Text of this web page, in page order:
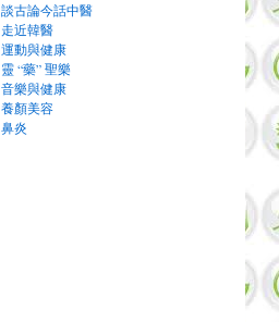
談古論今話中醫
走近韓醫
運動與健康
靈 “藥” 聖樂
音樂與健康
養顏美容
鼻炎